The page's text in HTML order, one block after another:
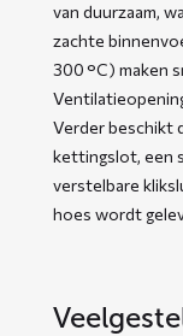
van duurzaam,
zachte
300 °C) maken
Verder beschikt
kettingslot, een
verstelbare
hoes wordt